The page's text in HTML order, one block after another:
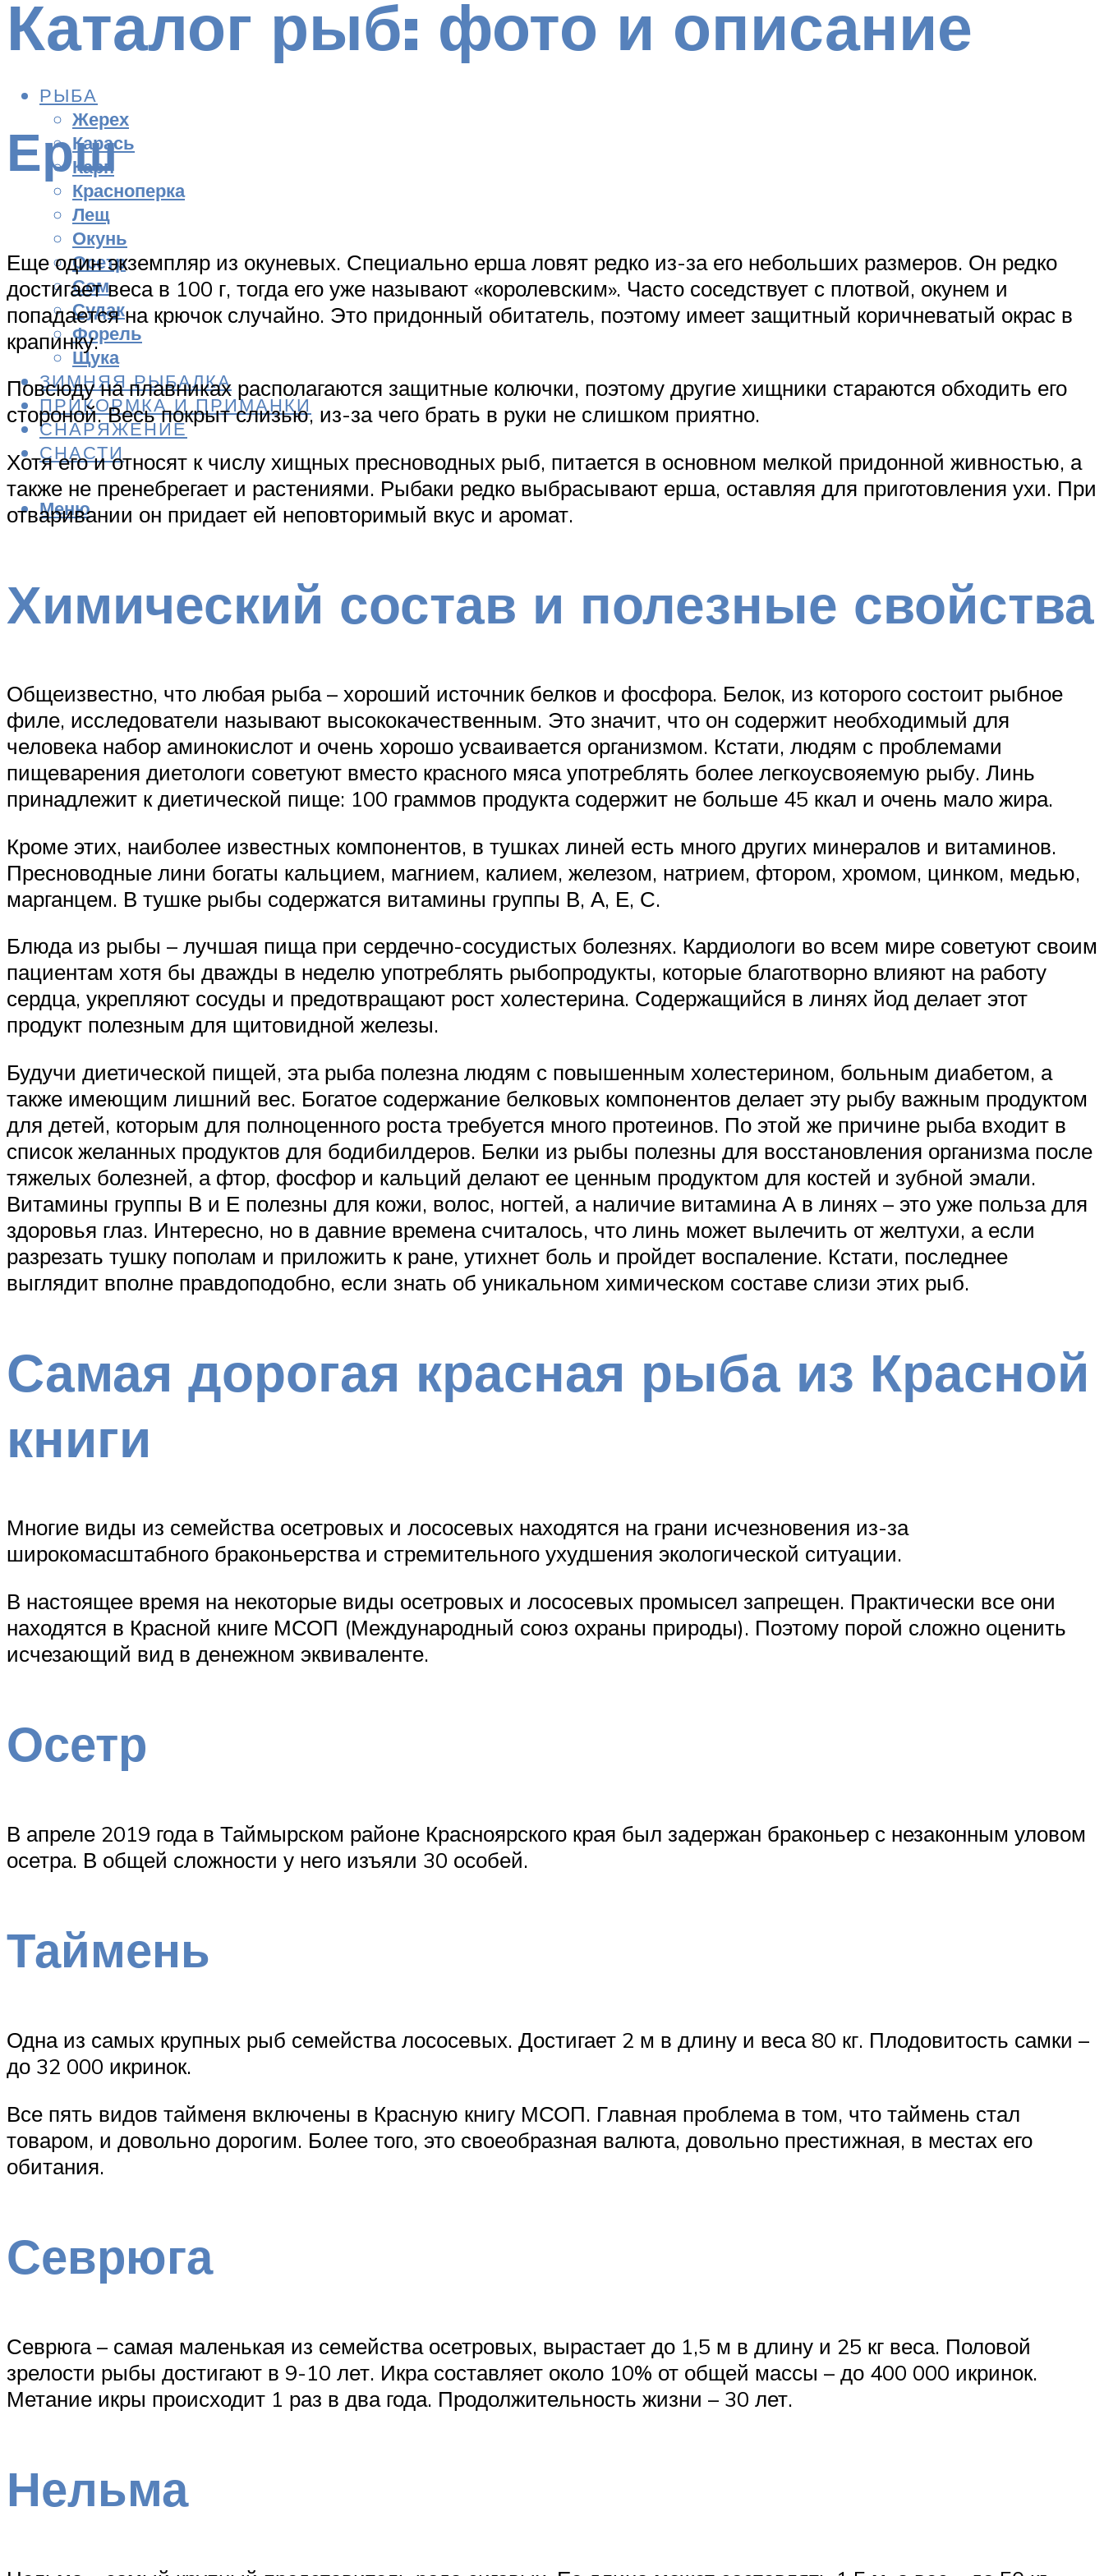
РЫБА
Жерех
Карась
Карп
Красноперка
Лещ
Окунь
Осетр
Сом
Судак
Форель
Щука
ЗИМНЯЯ РЫБАЛКА
ПРИКОРМКА И ПРИМАНКИ
СНАРЯЖЕНИЕ
СНАСТИ
Меню
Каталог рыб: фото и описание
Ерш
Еще один экземпляр из окуневых. Специально ерша ловят редко из-за его небольших размеров. Он редко
достигает веса в 100 г, тогда его уже называют «королевским». Часто соседствует с плотвой, окунем и
попадается на крючок случайно. Это придонный обитатель, поэтому имеет защитный коричневатый окрас в
крапинку.
Повсюду на плавниках располагаются защитные колючки, поэтому другие хищники стараются обходить его
стороной. Весь покрыт слизью, из-за чего брать в руки не слишком приятно.
Хотя его и относят к числу хищных пресноводных рыб, питается в основном мелкой придонной живностью, а
также не пренебрегает и растениями. Рыбаки редко выбрасывают ерша, оставляя для приготовления ухи. При
отваривании он придает ей неповторимый вкус и аромат.
Химический состав и полезные свойства
Общеизвестно, что любая рыба – хороший источник белков и фосфора. Белок, из которого состоит рыбное
филе, исследователи называют высококачественным. Это значит, что он содержит необходимый для
человека набор аминокислот и очень хорошо усваивается организмом. Кстати, людям с проблемами
пищеварения диетологи советуют вместо красного мяса употреблять более легкоусвояемую рыбу. Линь
принадлежит к диетической пище: 100 граммов продукта содержит не больше 45 ккал и очень мало жира.
Кроме этих, наиболее известных компонентов, в тушках линей есть много других минералов и витаминов.
Пресноводные лини богаты кальцием, магнием, калием, железом, натрием, фтором, хромом, цинком, медью,
марганцем. В тушке рыбы содержатся витамины группы В, А, Е, С.
Блюда из рыбы – лучшая пища при сердечно-сосудистых болезнях. Кардиологи во всем мире советуют своим
пациентам хотя бы дважды в неделю употреблять рыбопродукты, которые благотворно влияют на работу
сердца, укрепляют сосуды и предотвращают рост холестерина. Содержащийся в линях йод делает этот
продукт полезным для щитовидной железы.
Будучи диетической пищей, эта рыба полезна людям с повышенным холестерином, больным диабетом, а
также имеющим лишний вес. Богатое содержание белковых компонентов делает эту рыбу важным продуктом
для детей, которым для полноценного роста требуется много протеинов. По этой же причине рыба входит в
список желанных продуктов для бодибилдеров. Белки из рыбы полезны для восстановления организма после
тяжелых болезней, а фтор, фосфор и кальций делают ее ценным продуктом для костей и зубной эмали.
Витамины группы В и Е полезны для кожи, волос, ногтей, а наличие витамина А в линях – это уже польза для
здоровья глаз. Интересно, но в давние времена считалось, что линь может вылечить от желтухи, а если
разрезать тушку пополам и приложить к ране, утихнет боль и пройдет воспаление. Кстати, последнее
выглядит вполне правдоподобно, если знать об уникальном химическом составе слизи этих рыб.
Самая дорогая красная рыба из Красной
книги
Многие виды из семейства осетровых и лососевых находятся на грани исчезновения из-за
широкомасштабного браконьерства и стремительного ухудшения экологической ситуации.
В настоящее время на некоторые виды осетровых и лососевых промысел запрещен. Практически все они
находятся в Красной книге МСОП (Международный союз охраны природы). Поэтому порой сложно оценить
исчезающий вид в денежном эквиваленте.
Осетр
В апреле 2019 года в Таймырском районе Красноярского края был задержан браконьер с незаконным уловом
осетра. В общей сложности у него изъяли 30 особей.
Таймень
Одна из самых крупных рыб семейства лососевых. Достигает 2 м в длину и веса 80 кг. Плодовитость самки –
до 32 000 икринок.
Все пять видов тайменя включены в Красную книгу МСОП. Главная проблема в том, что таймень стал
товаром, и довольно дорогим. Более того, это своеобразная валюта, довольно престижная, в местах его
обитания.
Севрюга
Севрюга – самая маленькая из семейства осетровых, вырастает до 1,5 м в длину и 25 кг веса. Половой
зрелости рыбы достигают в 9-10 лет. Икра составляет около 10% от общей массы – до 400 000 икринок.
Метание икры происходит 1 раз в два года. Продолжительность жизни – 30 лет.
Нельма